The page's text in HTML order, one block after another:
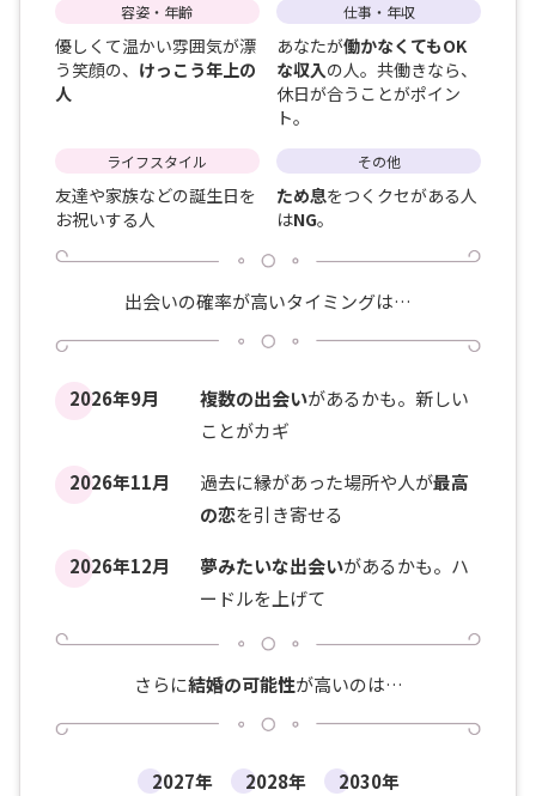
容姿・年齢
優しくて温かい雰囲気が漂
う笑顔の、 けっこう年上の
人
仕事・年収
あなたが働かなくてもOK
な収入の人。共働きなら、
休日が合うことがポイン
ト。
ライフスタイル
友達や家族などの誕生日を
お祝いする人
その他
ため息をつくクセがある人
はNG。
出会いの確率が高いタイミングは…
2026年9月 複数の出会いがあるかも。新しい
ことがカギ
2026年11月 過去に縁があった場所や人が最高
の恋を引き寄せる
2026年12月 夢みたいな出会いがあるかも。ハ
ードルを上げて
さらに結婚の可能性が高いのは…
2027年 2028年 2030年